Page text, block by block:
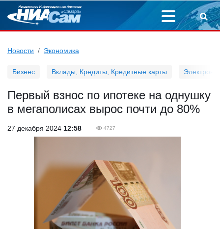
Новости Экономика
Бизнес Вклады, Кредиты, Кредитные карты
Первый взнос по ипотеке на однушку
в мегаполисах вырос почти до 80%
27 декабря 2024 12:58 4727